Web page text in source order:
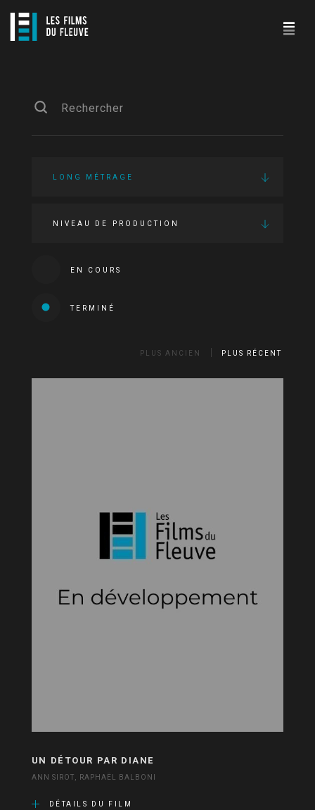
LONG MÉTRAGE
NIVEAU DE PRODUCTION
EN COURS
TERMINÉ
PLUS ANCIEN PLUS RÉCENT
UN DÉTOUR PAR DIANE
ANN SIROT, RAPHAËL BALBONI
DÉTAILS DU FILM